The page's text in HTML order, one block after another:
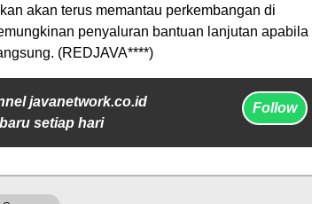
akan terus memantau perkembangan di
penyaluran bantuan lanjutan apabila
(REDJAVA****)
javanetwork.co.id
setiap hari
Follow